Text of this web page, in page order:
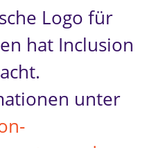
Logo für
hat Inclusion
unter